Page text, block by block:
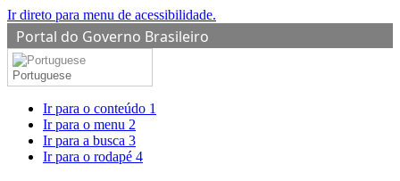
Ir direto para menu de acessibilidade.
Portal do Governo Brasileiro
Portuguese
Ir para o conteúdo 1
Ir para o menu 2
Ir para a busca 3
Ir para o rodapé 4